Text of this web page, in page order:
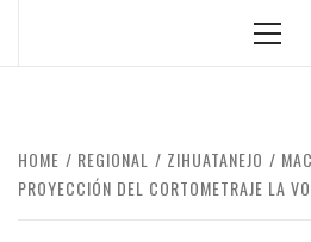
HOME REGIONAL ZIHUATANEJO
PROYECCIÓN DEL CORTOMETRAJE LA